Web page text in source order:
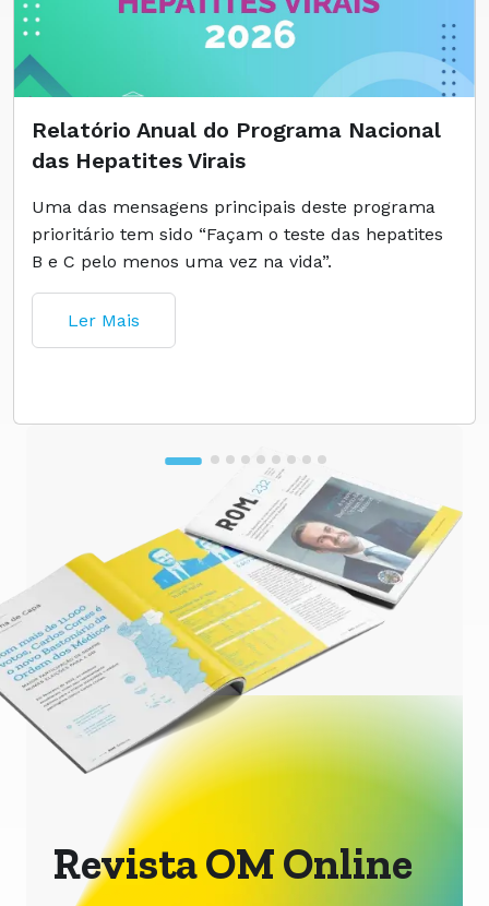
Relatório Anual do Programa Nacional
das Hepatites Virais
Uma das mensagens principais deste programa
prioritário tem sido “Façam o teste das hepatites
B e C pelo menos uma vez na vida”.
Ler Mais
Revista OM Online